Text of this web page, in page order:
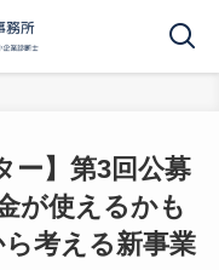
ー】第3回公募
が使えるかも
考える新事業